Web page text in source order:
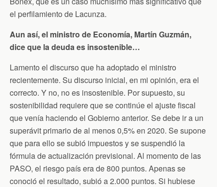
el perfilamiento de Lacunza.
Aun así, el ministro de Economía, Martín Guzmán,
dice que la deuda es insostenible…
Lamento el discurso que ha adoptado el ministro
recientemente. Su discurso inicial, en mi opinión, era el
correcto. Y no, no es insostenible. Por supuesto, su
sostenibilidad requiere que se continúe el ajuste fiscal
que venía haciendo el Gobierno anterior. Se debe ir a un
superávit primario de al menos 0,5% en 2020. Se supone
que para ello se subió impuestos y se suspendió la
fórmula de actualización previsional. Al momento de las
PASO, el riesgo país era de 800 puntos. Apenas se
conoció el resultado, subió a 2.000 puntos. Si hubiese